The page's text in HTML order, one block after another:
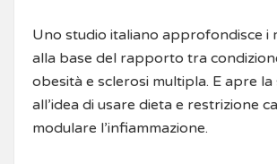
Uno studio italiano approfondisce i
alla base del rapporto tra
obesità e sclerosi multipla. E apre
all’idea di usare dieta e restrizione
modulare l’infiammazione.